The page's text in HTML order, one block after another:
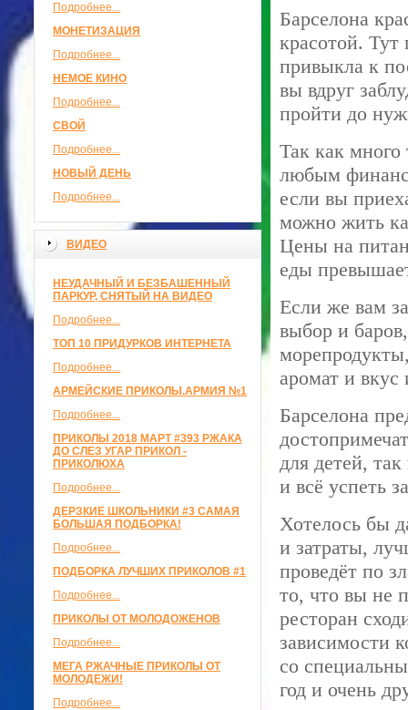
Подробнее...
МОНЕТИЗАЦИЯ
Подробнее...
НЕМОЕ КИНО
Подробнее...
СВОЙ
Подробнее...
НОВЫЙ ДЕНЬ
Подробнее...
ВИДЕО
НЕУДАЧНЫЙ И БЕЗБАШЕННЫЙ
ПАРКУР, СНЯТЫЙ НА ВИДЕО
Подробнее...
ТОП 10 ПРИДУРКОВ ИНТЕРНЕТА
Подробнее...
АРМЕЙСКИЕ ПРИКОЛЫ.АРМИЯ №1
Подробнее...
ПРИКОЛЫ 2018 МАРТ #393 РЖАКА
ДО СЛЕЗ УГАР ПРИКОЛ -
ПРИКОЛЮХА
Подробнее...
ДЕРЗКИЕ ШКОЛЬНИКИ #3 САМАЯ
БОЛЬШАЯ ПОДБОРКА!
Подробнее...
ПОДБОРКА ЛУЧШИХ ПРИКОЛОВ #1
Подробнее...
ПРИКОЛЫ ОТ МОЛОДОЖЕНОВ
Подробнее...
МЕГА РЖАЧНЫЕ ПРИКОЛЫ ОТ
МОЛОДЕЖИ!
Подробнее...
Барселона
красотой.
привыкла к
вы вдруг
пройти до
Так как много
любым
если вы
можно жить
Цены на
еды
Если же вам
выбор и
аромат и вкус
Барселона
для детей,
и всё успеть
Хотелось бы
и затраты,
проведёт по
то, что вы не
ресторан
зависимости
со
год и очень